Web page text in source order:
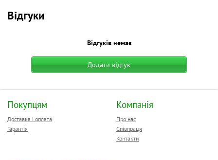
Відгуки
Відгуків немає
Додати відгук
Покупцям
Доставка і оплата
Гарантія
Компанія
Про нас
Співпраця
Контакти